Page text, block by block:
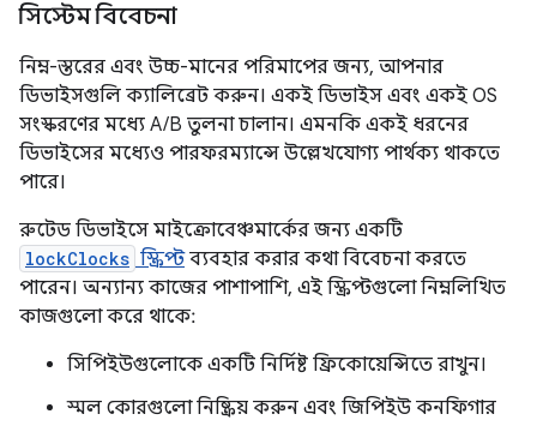
সিস্টেম বিবেচনা
নিম্ন-স্তরের এবং উচ্চ-মানের পরিমাপের জন্য, আপনার
ডিভাইসগুলি ক্যালিব্রেট করুন। একই ডিভাইস এবং একই OS
সংস্করণের মধ্যে A/B তুলনা চালান। এমনকি একই ধরনের
ডিভাইসের মধ্যেও পারফরম্যান্সে উল্লেখযোগ্য পার্থক্য থাকতে
পারে।
রুটেড ডিভাইসে মাইক্রোবেঞ্চমার্কের জন্য একটি
lockClocks স্ক্রিপ্টব্যবহার করার কথা বিবেচনা করতে
পারেন। অন্যান্য কাজের পাশাপাশি, এই স্ক্রিপ্টগুলো নিম্নলিখিত
কাজগুলো করে থাকে:
সিপিইউগুলোকে একটি নির্দিষ্ট ফ্রিকোয়েন্সিতে রাখুন।
স্মল কোরগুলো নিষ্ক্রিয় করুন এবং জিপিইউ কনফিগার